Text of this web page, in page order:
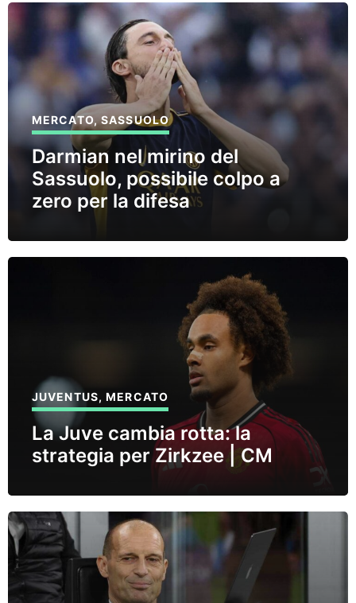
MERCATO,SASSUOLO
Darmian nel mirino del
Sassuolo, possibile colpo a
zero per la difesa
JUVENTUS,MERCATO
La Juve cambia rotta: la
strategia per Zirkzee | CM